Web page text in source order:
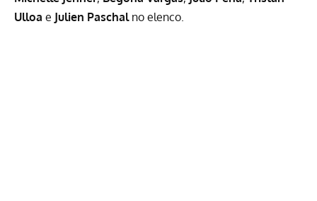
Ulloa e Julien Paschalno elenco.